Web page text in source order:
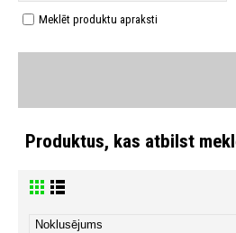
Meklēt produktu apraksti
Produktus, kas atbilst